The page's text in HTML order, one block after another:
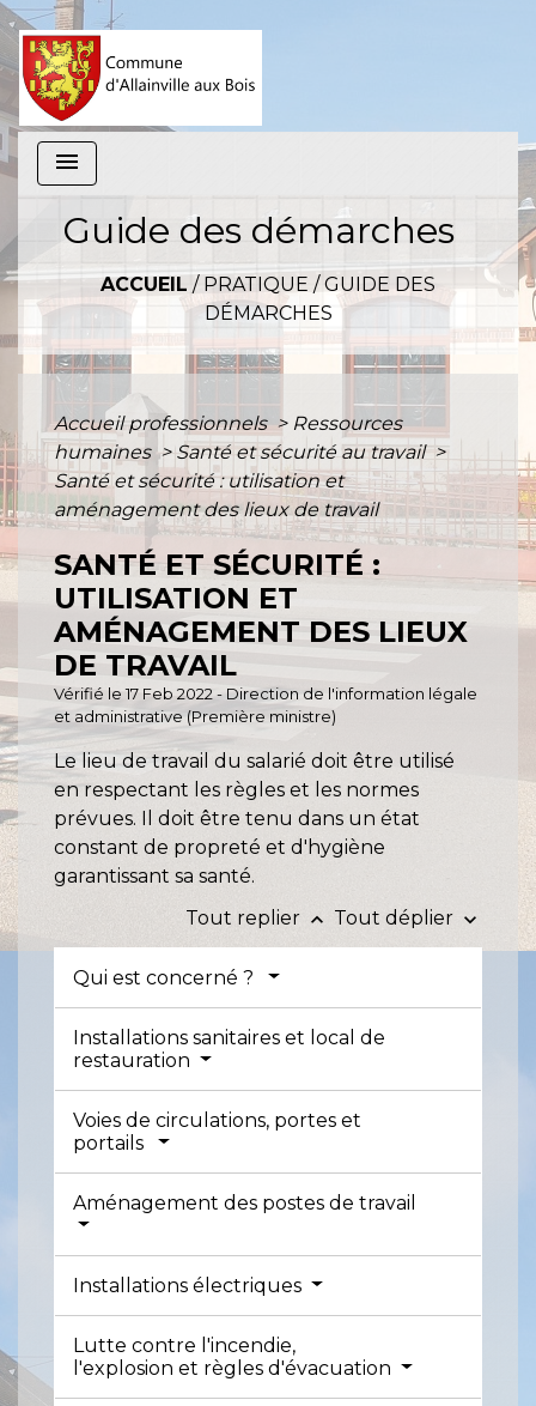
menu
Guide des démarches
ACCUEIL / PRATIQUE /GUIDE DES
DÉMARCHES
Accueil professionnels> Ressources
humaines > Santé et sécurité au travail >
Santé et sécurité : utilisation et
aménagement des lieux de travail
SANTÉ ET SÉCURITÉ :
UTILISATION ET
AMÉNAGEMENT DES LIEUX
DE TRAVAIL
Vérifié le 17 Feb 2022 - Direction de l'information légale
et administrative (Première ministre)
Le lieu de travail du salarié doit être utilisé
en respectant les règles et les normes
prévues. Il doit être tenu dans un état
constant de propreté et d'hygiène
garantissant sa santé.
Tout replier keyboard_arrow_up Tout déplier keyboard_arrow_down
Qui est concerné ?
Installations sanitaires et local de
restauration
Voies de circulations, portes et
portails
Aménagement des postes de travail
Installations électriques
Lutte contre l'incendie,
l'explosion et règles d'évacuation